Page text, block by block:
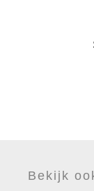
Bekijk